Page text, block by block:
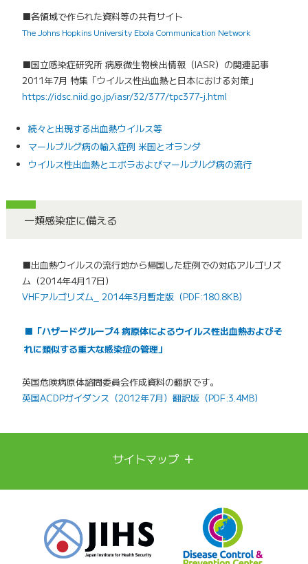
■各領域で作られた資料等の共有サイト
The Johns Hopkins University Ebola Communication Network
■国立感染症研究所 病原微生物検出情報（IASR）の関連記事
2011年7月 特集「ウイルス性出血熱と日本における対策」
https://idsc.niid.go.jp/iasr/32/377/tpc377-j.html
続々と出現する出血熱ウイルス等
マールブルグ病の輸入症例 米国とオランダ
ウイルス性出血熱とエボラおよびマールブルグ病の流行
一類感染症に備える
■出血熱ウイルスの流行地から帰国した症例での対応アルゴリズ
ム（2014年4月17日）
VHFアルゴリズム_ 2014年3月暫定版（PDF:180.8KB）
■「ハザードグループ4 病原体によるウイルス性出血熱およびそ
れに類似する重大な感染症の管理」
英国危険病原体諮問委員会作成資料の翻訳です。
英国ACDPガイダンス（2012年7月）翻訳版（PDF:3.4MB）
サイトマップ ＋
DCCについて
ご挨拶
スタッフ紹介